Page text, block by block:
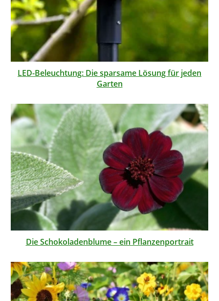
LED-Beleuchtung: Die sparsame Lösung für jeden
Garten
Die Schokoladenblume – ein Pflanzenportrait